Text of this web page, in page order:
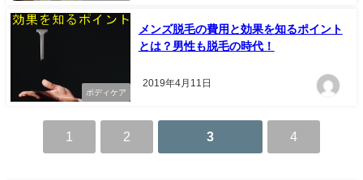
ボディケア
メンズ脱毛の費用と効果を知るポイント
とは？男性も脱毛の時代！
2019年4月11日
1 2 3 4